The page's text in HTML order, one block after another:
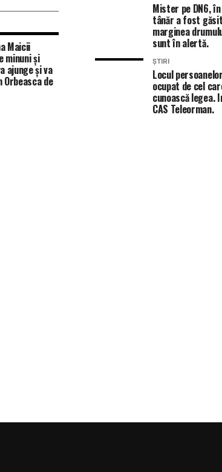
Maicii
minuni și
ajunge și va
Orbeasca de
Mister pe DN6,
tânăr a fost
marginea
sunt în alertă.
ȘTIRI
Locul
ocupat de cel
cunoască legea.
CAS Teleorman.